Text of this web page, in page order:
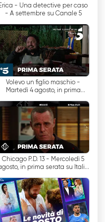
Det innebär att
i realtid, till exempel
eller
gör det
känslorna i
var där personligen,
upplevelse för
5 gratis tv-tittande
mobilapplikation.
tittarna att få
när som helst och
flexibilitet och
5 fått en
Erica - Una detective per caso
- A settembre su Canale 5
Volevo un figlio maschio -
Martedì 4 agosto, in prima
Chicago P.D. 13 - Mercoledì 5
in prima serata su Italia